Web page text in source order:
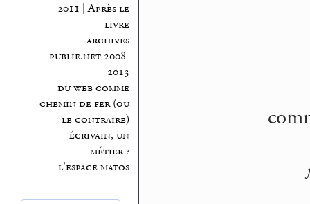
2011 | Après le
livre
archives
publie.net 2008-
2013
du web comme
chemin de fer (ou
le contraire)
écrivain, un
métier ?
l’espace matos